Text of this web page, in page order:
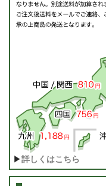
▶詳しくはこちら